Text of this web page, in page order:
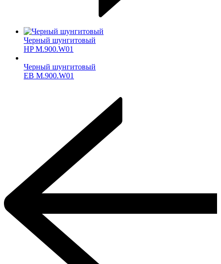
Черный шунгитовый
HP M.900.W01
Черный шунгитовый
ЕВ M.900.W01